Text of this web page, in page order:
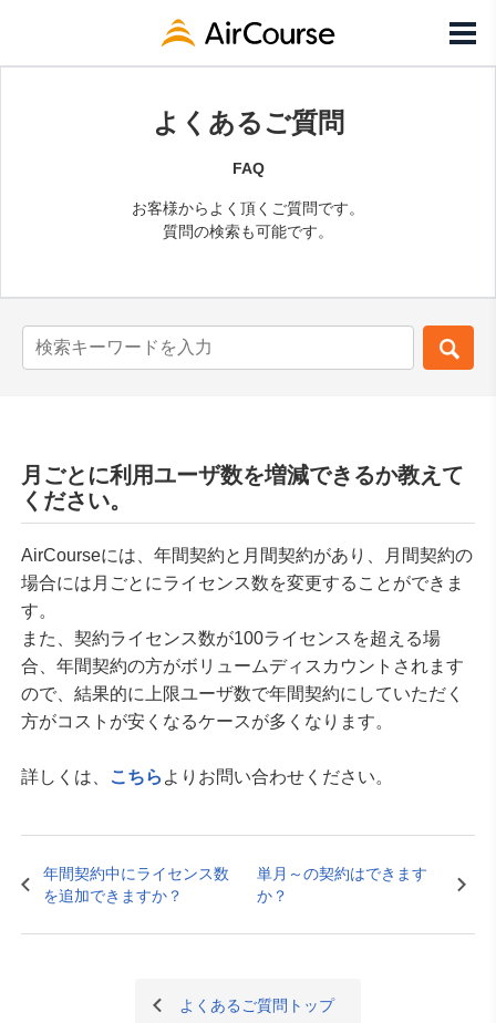
よくあるご質問
FAQ
お客様からよく頂くご質問です。
質問の検索も可能です。
月ごとに利用ユーザ数を増減できるか教えて
ください。
AirCourseには、年間契約と月間契約があり、月間契約の
場合には月ごとにライセンス数を変更することができま
す。
また、契約ライセンス数が100ライセンスを超える場
合、年間契約の方がボリュームディスカウントされます
ので、結果的に上限ユーザ数で年間契約にしていただく
方がコストが安くなるケースが多くなります。
詳しくは、 こちら よりお問い合わせください。
年間契約中にライセンス数
を追加できますか？
単月～の契約はできます
か？
よくあるご質問トップ